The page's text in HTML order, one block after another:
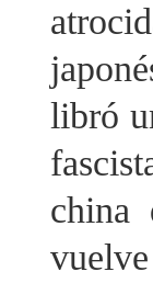
libró
china